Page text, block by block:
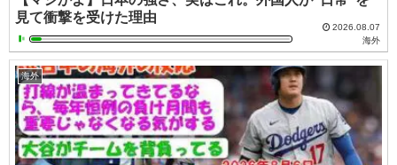
見て衝撃を受けた理由
2026.08.07
海外
海外